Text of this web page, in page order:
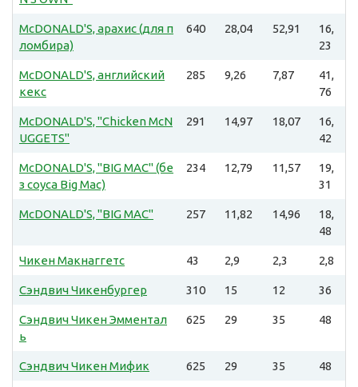
McDONALD'S, арахис (для п
ломбира)
640 28,04 52,91
16,
23
McDONALD'S, английский
кекс
285 9,26 7,87
41,
76
McDONALD'S, "Chicken McN
UGGETS"
291 14,97 18,07
16,
42
McDONALD'S, "BIG MAC" (бе
з соуса Big Mac)
234 12,79 11,57
19,
31
McDONALD'S, "BIG MAC" 257 11,82 14,96
18,
48
Чикен Макнаггетс 43 2,9 2,3 2,8
Сэндвич Чикенбургер 310 15 12 36
Сэндвич Чикен Эмментал
ь
625 29 35 48
Сэндвич Чикен Мифик 625 29 35 48